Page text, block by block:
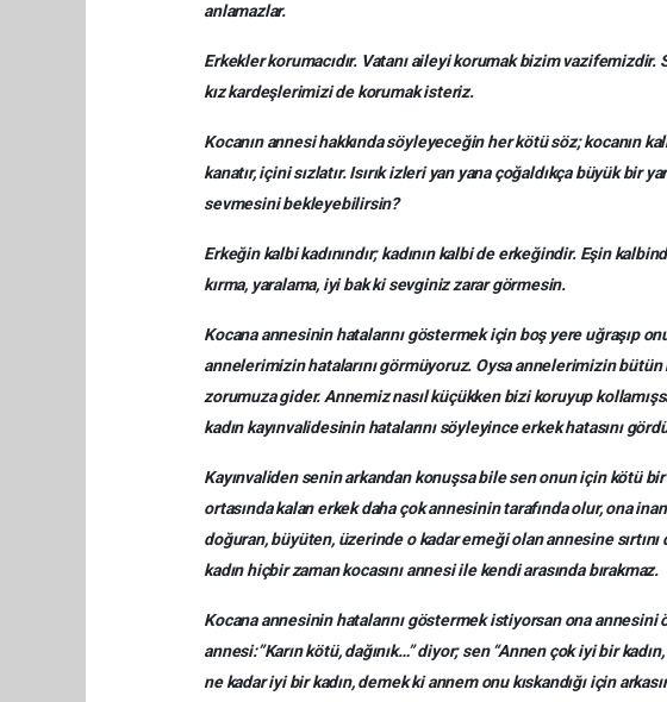
anlamazlar.
Erkekler korumacıdır. Vatanı aileyi korumak bizim
kız kardeşlerimizi de korumak isteriz.
Kocanın annesi hakkında söyleyeceğin her kötü söz; kocanın
kanatır, içini sızlatır. Isırık izleri yan yana çoğaldıkça büyük bir
sevmesini bekleyebilirsin?
Erkeğin kalbi kadınındır; kadının kalbi de erkeğindir. Eşin
kırma, yaralama, iyi bak ki sevginiz zarar görmesin.
Kocana annesinin hatalarını göstermek için boş yere uğraşıp
annelerimizin hatalarını görmüyoruz. Oysa annelerimizin
zorumuza gider. Annemiz nasıl küçükken bizi koruyup
kadın kayınvalidesinin hatalarını söyleyince erkek hatasını
Kayınvaliden senin arkandan konuşsa bile sen onun için kötü
ortasında kalan erkek daha çok annesinin tarafında olur, ona
doğuran, büyüten, üzerinde o kadar emeği olan annesine sırtını
kadın hiçbir zaman kocasını annesi ile kendi arasında bırakmaz.
Kocana annesinin hatalarını göstermek istiyorsan ona annesini
annesi:”Karın kötü, dağınık…” diyor; sen “Annen çok iyi bir
ne kadar iyi bir kadın, demek ki annem onu kıskandığı için